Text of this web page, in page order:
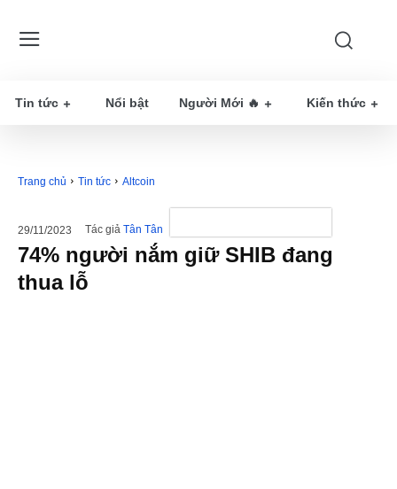
Tin tức Nổi bật Người Mới 🔥 Kiến thức
Trang chủ Tin tức Altcoin
29/11/2023 Tác giả Tân Tân
74% người nắm giữ SHIB đang
thua lỗ